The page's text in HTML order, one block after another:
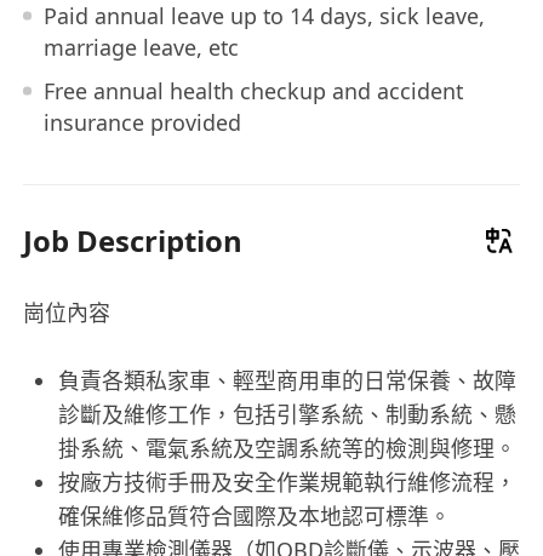
Paid annual leave up to 14 days, sick leave,
marriage leave, etc
Free annual health checkup and accident
insurance provided
Job Description
崗位內容
負責各類私家車、輕型商用車的日常保養、故障
診斷及維修工作，包括引擎系統、制動系統、懸
掛系統、電氣系統及空調系統等的檢測與修理。
按廠方技術手冊及安全作業規範執行維修流程，
確保維修品質符合國際及本地認可標準。
使用專業檢測儀器（如OBD診斷儀、示波器、壓